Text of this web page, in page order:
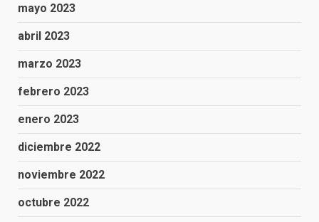
mayo 2023
abril 2023
marzo 2023
febrero 2023
enero 2023
diciembre 2022
noviembre 2022
octubre 2022